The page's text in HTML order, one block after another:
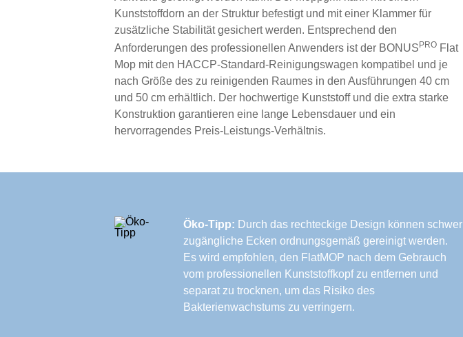
Kunststoffdorn an der Struktur befestigt und mit einer Klammer für
zusätzliche Stabilität gesichert werden. Entsprechend den
Anforderungen des professionellen Anwenders ist der BONUS PRO Flat
Mop mit den HACCP-Standard-Reinigungswagen kompatibel und je
nach Größe des zu reinigenden Raumes in den Ausführungen 40 cm
und 50 cm erhältlich. Der hochwertige Kunststoff und die extra starke
Konstruktion garantieren eine lange Lebensdauer und ein
hervorragendes Preis-Leistungs-Verhältnis.
Öko-Tipp: Durch das rechteckige Design können schwer
zugängliche Ecken ordnungsgemäß gereinigt werden.
Es wird empfohlen, den FlatMOP nach dem Gebrauch
vom professionellen Kunststoffkopf zu entfernen und
separat zu trocknen, um das Risiko des
Bakterienwachstums zu verringern.